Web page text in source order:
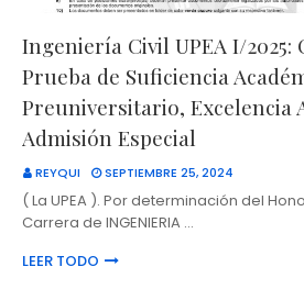
Ingeniería Civil UPEA I/2025:
Prueba de Suficiencia
Preuniversitario, Excelencia
Admisión Especial
REYQUI SEPTIEMBRE 25, 2024
( La UPEA ). Por determinación del
Carrera de INGENIERIA …
LEER TODO